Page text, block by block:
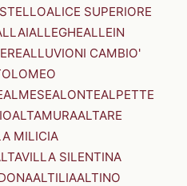
ALICE SUPERIORE
ALLEGHEALLEIN
ALLUVIONI CAMBIO'
ALMESEALONTEALPETTE
ALTAMURAALTARE
MILICIA
SILENTINA
ALTILIAALTINO